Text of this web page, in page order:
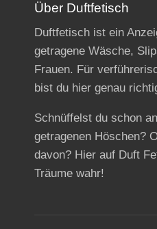
Über Duftfetisch
Duftfetisch ist ein
getragene Wäsche,
Frauen. Für
bist du hier genau
Schnüffelst du schon
getragenen Höschen?
davon? Hier auf Duft
Träume wahr!